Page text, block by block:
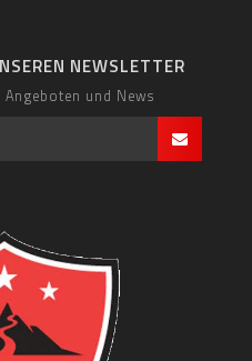
NEWSLETTER
und News